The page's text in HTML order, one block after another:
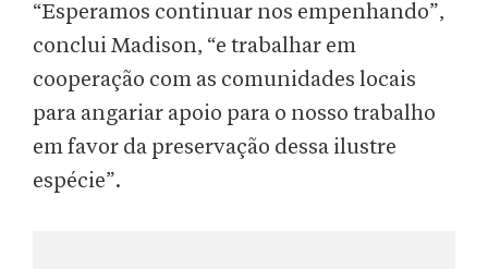
“Esperamos continuar nos empenhando”,
conclui Madison, “e trabalhar em
cooperação com as comunidades locais
para angariar apoio para o nosso trabalho
em favor da preservação dessa ilustre
espécie”.